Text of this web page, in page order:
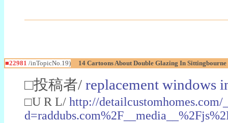
■22981 /inTopicNo.19) 14 Cartoons About Double Glazing In
□投稿者/ replacement windows
□U R L/ http://detailcustomhomes.com/